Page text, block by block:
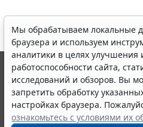
Мы обрабатываем локальные
браузера и используем
аналитики в целях улучшения
работоспособности сайта,
исследований и обзоров. Вы
запретить обработку
настройках браузера.
ознакомьтесь с условиями их
© ООО "НПП "ГАРАНТ-СЕРВИС",
выпускается с 1990 года.
являются участниками
информации ГАРАНТ.